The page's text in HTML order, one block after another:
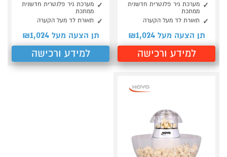
מערכת גיר פלנטרית חדשנית
ממתכת
תאורת לד מעל הקערה
תן הצעה מעל ₪ 1,024
למידע ורכישה
מערכת גיר פלנטרית חדשנית
ממתכת
תאורת לד מעל הקערה
תן הצעה מעל ₪ 1,024
למידע ורכישה